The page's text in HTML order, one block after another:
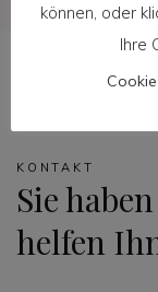
KONTAKT
Sie
helfen
können, oder
Ihre